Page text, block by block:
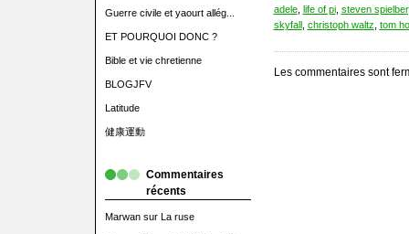
Guerre civile et yaourt allég...
ET POURQUOI DONC ?
Bible et vie chretienne
BLOGJFV
Latitude
健康運動
Commentaires
récents
Marwansur La ruse
adele, life of pi, steven
skyfall, christoph waltz tom
Les commentaires sont